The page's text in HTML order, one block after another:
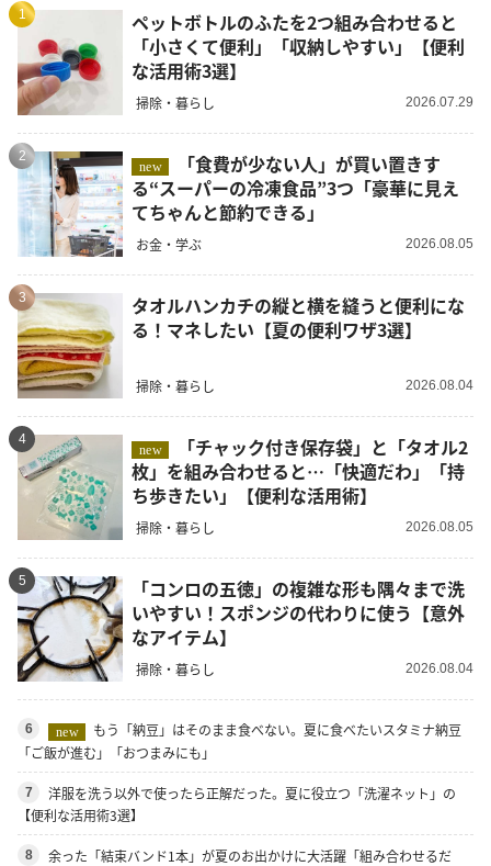
1
ペットボトルのふたを2つ組み合わせると
「小さくて便利」「収納しやすい」【便利
な活用術3選】
掃除・暮らし 2026.07.29
2
new
る“スーパーの冷凍食品”3つ「豪華に見え
てちゃんと節約できる」
お金・学ぶ 2026.08.05
3
タオルハンカチの縦と横を縫うと便利にな
る！マネしたい【夏の便利ワザ3選】
掃除・暮らし 2026.08.04
4
new
枚」を組み合わせると…「快適だわ」「持
ち歩きたい」【便利な活用術】
掃除・暮らし 2026.08.05
5
「コンロの五徳」の複雑な形も隅々まで洗
いやすい！スポンジの代わりに使う【意外
なアイテム】
掃除・暮らし 2026.08.04
6 new
もう「納豆」はそのまま食べない。夏に食べたいスタミナ納豆
「ご飯が進む」「おつまみにも」
7
洋服を洗う以外で使ったら正解だった。夏に役立つ「洗濯ネット」の
【便利な活用術3選】
8
余った「結束バンド1本」が夏のお出かけに大活躍「組み合わせるだ